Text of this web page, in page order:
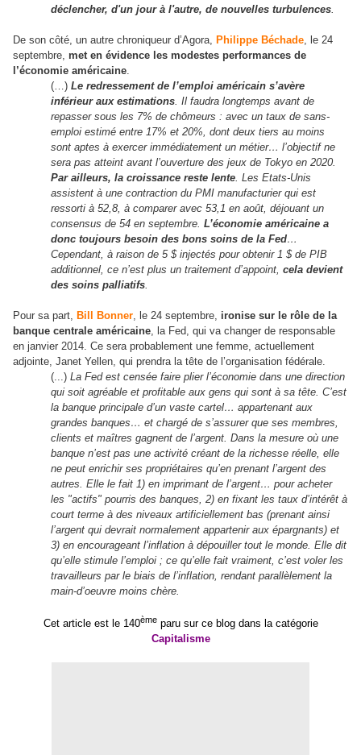
déclencher, d'un jour à l'autre, de nouvelles turbulences.
De son côté, un autre chroniqueur d’Agora, Philippe Béchade, le 24
septembre, met en évidence les modestes performances de
l’économie américaine.
(…)Le redressement de l’emploi américain s’avère
inférieur aux estimations. Il faudra longtemps avant de
repasser sous les 7% de chômeurs : avec un taux de sans-
emploi estimé entre 17% et 20%, dont deux tiers au moins
sont aptes à exercer immédiatement un métier… l’objectif ne
sera pas atteint avant l’ouverture des jeux de Tokyo en 2020.
Par ailleurs, la croissance reste lente. Les Etats-Unis
assistent à une contraction du PMI manufacturier qui est
ressorti à 52,8, à comparer avec 53,1 en août, déjouant un
consensus de 54 en septembre.L’économie américaine a
donc toujours besoin des bons soins de la Fed…
Cependant, à raison de 5 $ injectés pour obtenir 1 $ de PIB
additionnel, ce n’est plus un traitement d’appoint,cela devient
des soins palliatifs.
Pour sa part, Bill Bonner, le 24 septembre, ironise sur le rôle de la
banque centrale américaine, la Fed, qui va changer de responsable
en janvier 2014. Ce sera probablement une femme, actuellement
adjointe, Janet Yellen, qui prendra la tête de l’organisation fédérale.
(...) La Fed est censée faire plier l’économie dans une direction
qui soit agréable et profitable aux gens qui sont à sa tête. C’est
la banque principale d’un vaste cartel… appartenant aux
grandes banques… et chargé de s’assurer que ses membres,
clients et maîtres gagnent de l’argent. Dans la mesure où une
banque n’est pas une activité créant de la richesse réelle, elle
ne peut enrichir ses propriétaires qu’en prenant l’argent des
autres. Elle le fait 1) en imprimant de l’argent… pour acheter
les "actifs" pourris des banques, 2) en fixant les taux d’intérêt à
court terme à des niveaux artificiellement bas (prenant ainsi
l’argent qui devrait normalement appartenir aux épargnants) et
3) en encourageant l’inflation à dépouiller tout le monde. Elle dit
qu’elle stimule l’emploi ; ce qu’elle fait vraiment, c’est voler les
travailleurs par le biais de l’inflation, rendant parallèlement la
main-d’oeuvre moins chère.
Cet article est le 140èmeparu sur ce blog dans la catégorie
Capitalisme